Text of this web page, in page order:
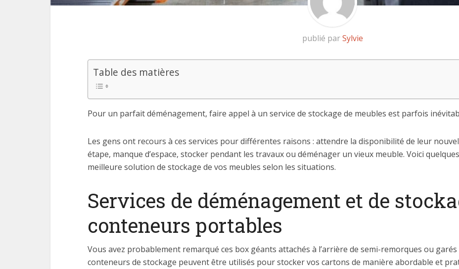
publié parSylvie
Table des matières
Pour un parfait déménagement, faire appel à un service de stockage de meubles est parfois
Les gens ont recours à ces services pour différentes raisons : attendre la disponibilité de leur
étape, manque d’espace, stocker pendant les travaux ou déménager un vieux meuble. Voici
meilleure solution de stockage de vos meubles selon les situations.
Services de déménagement et de
conteneurs portables
Vous avez probablement remarqué ces box géants attachés à l’arrière de semi-remorques ou garés
conteneurs de stockage peuvent être utilisés pour stocker vos cartons de manière abordable et